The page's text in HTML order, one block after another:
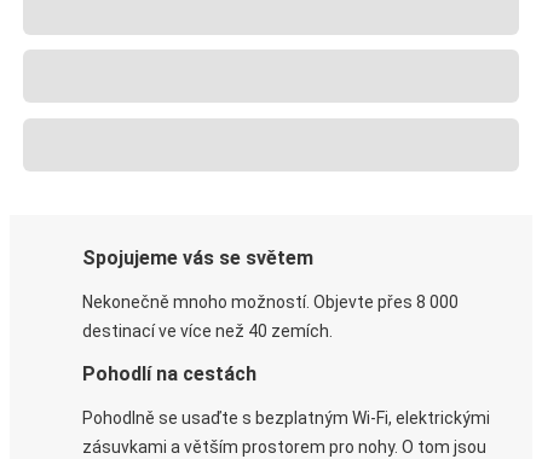
Spojujeme vás se světem
Nekonečně mnoho možností. Objevte přes 8 000
destinací ve více než 40 zemích.
Pohodlí na cestách
Pohodlně se usaďte s bezplatným Wi-Fi, elektrickými
zásuvkami a větším prostorem pro nohy. O tom jsou